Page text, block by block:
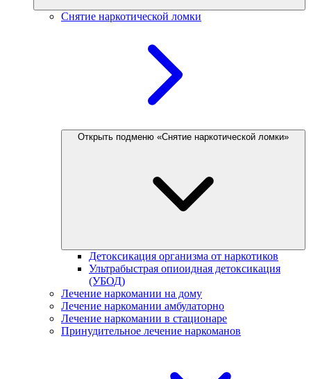
Снятие наркотической ломки
Открыть подменю «Снятие наркотической ломки»
Детоксикация организма от наркотиков
Ультрабыстрая опиоидная детоксикация
(УБОД)
Лечение наркомании на дому
Лечение наркомании амбулаторно
Лечение наркомании в стационаре
Принудительное лечение наркоманов